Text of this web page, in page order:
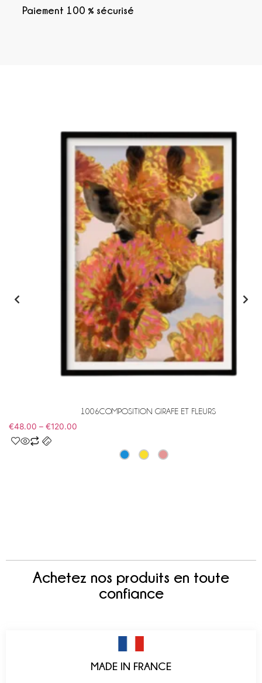
Paiement 100 % sécurisé
1006COMPOSITION GIRAFE ET FLEURS
€48.00 – €120.00
Achetez nos produits en toute
confiance
MADE IN FRANCE